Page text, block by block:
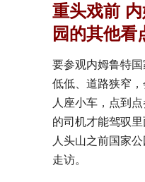
重头戏前
园的其他看
要参观内姆鲁特
低低、道路狭窄
人座小车，点到
的司机才能驾驭
人头山之前国家
走访。